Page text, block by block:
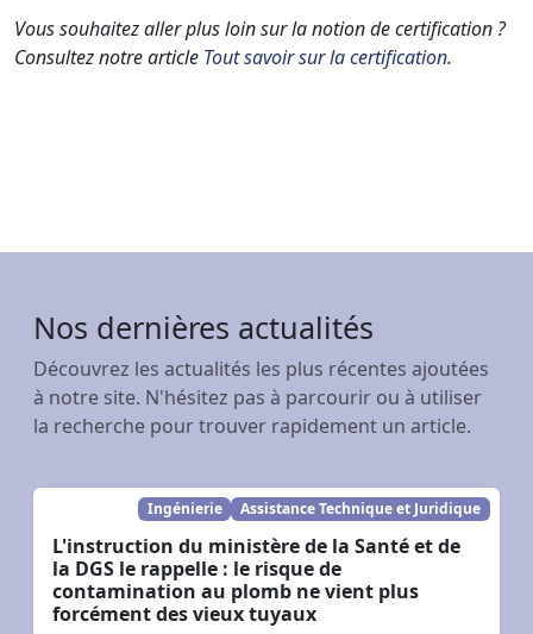
Vous souhaitez aller plus loin sur la notion de certification ?
Consultez notre article Tout savoir sur la certification.
Nos dernières actualités
Découvrez les actualités les plus récentes ajoutées
à notre site. N'hésitez pas à parcourir ou à utiliser
la recherche pour trouver rapidement un article.
Ingénierie Assistance Technique et Juridique
L'instruction du ministère de la Santé et de
la DGS le rappelle : le risque de
contamination au plomb ne vient plus
forcément des vieux tuyaux